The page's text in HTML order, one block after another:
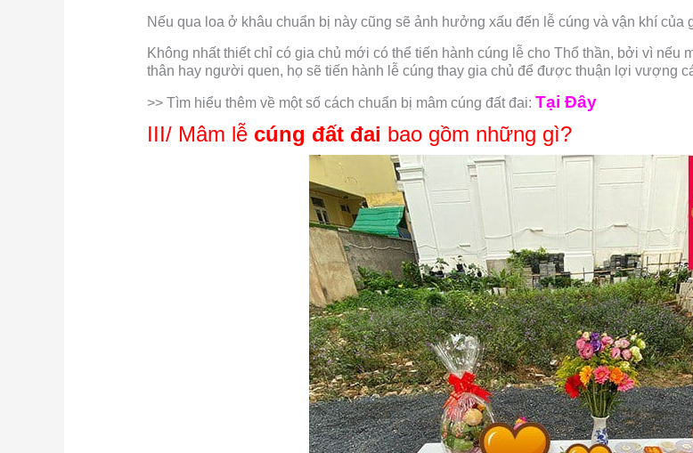
Nếu qua loa ở khâu chuẩn bị này cũng sẽ ảnh hưởng xấu đến lễ cúng và vận khí của
Không nhất thiết chỉ có gia chủ mới có thể tiến hành cúng lễ cho Thổ thần, bởi vì
thân hay người quen, họ sẽ tiến hành lễ cúng thay gia chủ để được thuận lợi vượng
>> Tìm hiểu thêm về một số cách chuẩn bị mâm cúng đất đai:Tại Đây
III/ Mâm lễ cúng đất đai bao gồm những gì?